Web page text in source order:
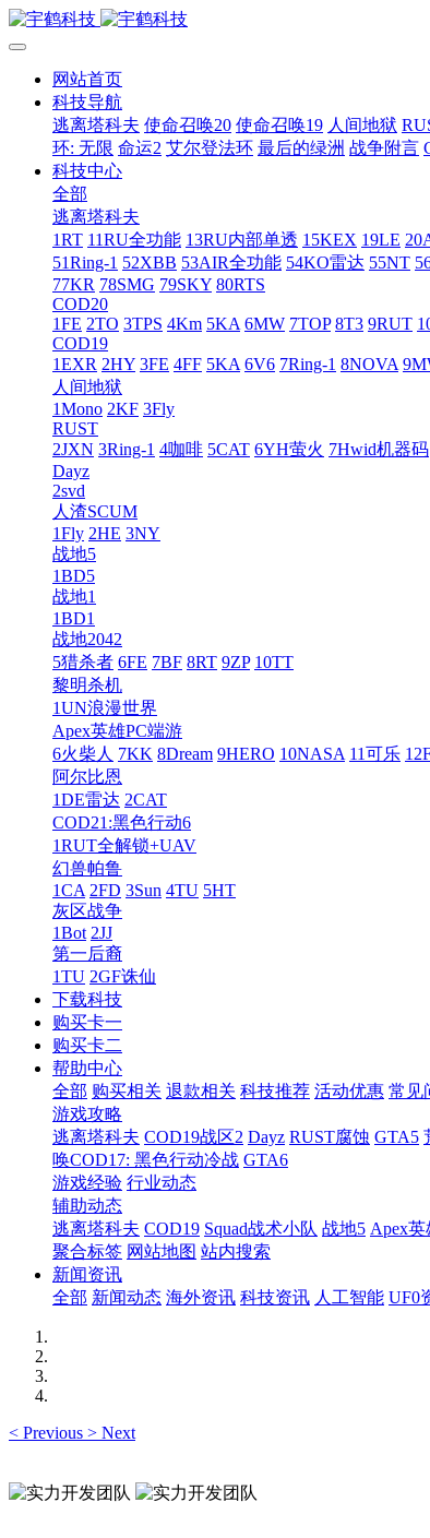
网站首页
科技导航
逃离塔科夫 使命召唤20 使命召唤19 人间地狱
环: 无限 命运2 艾尔登法环 最后的绿洲 战争附言
科技中心
全部
逃离塔科夫
1RT 11RU全功能 13RU内部单透 15KEX 19LE
51Ring-1 52XBB 53AIR全功能 54KO雷达 55NT
77KR 78SMG 79SKY 80RTS
COD20
1FE 2TO 3TPS 4Km 5KA 6MW 7TOP 8T3 9RUT
COD19
1EXR 2HY 3FE 4FF 5KA 6V6 7Ring-1 8NOVA
人间地狱
1Mono 2KF 3Fly
RUST
2JXN 3Ring-1 4咖啡 5CAT 6YH萤火 7Hwid机器码
Dayz
2svd
人渣SCUM
1Fly 2HE 3NY
战地5
1BD5
战地1
1BD1
战地2042
5猎杀者 6FE 7BF 8RT 9ZP 10TT
黎明杀机
1UN浪漫世界
Apex英雄PC端游
6火柴人 7KK 8Dream 9HERO 10NASA 11可乐
阿尔比恩
1DE雷达 2CAT
COD21:黑色行动6
1RUT全解锁+UAV
幻兽帕鲁
1CA 2FD 3Sun 4TU 5HT
灰区战争
1Bot 2JJ
第一后裔
1TU 2GF诛仙
下载科技
购买卡一
购买卡二
帮助中心
全部 购买相关 退款相关 科技推荐 活动优惠 常见
游戏攻略
逃离塔科夫 COD19战区2 Dayz RUST腐蚀 GTA5
唤COD17: 黑色行动冷战 GTA6
游戏经验 行业动态
辅助动态
逃离塔科夫 COD19 Squad战术小队 战地5 Apex
聚合标签 网站地图 站内搜索
新闻资讯
全部 新闻动态 海外资讯 科技资讯 人工智能 UF0
< Previous > Next